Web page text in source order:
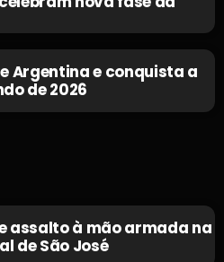
Argentina e conquista a
de 2026
assalto à mão armada na
de São José